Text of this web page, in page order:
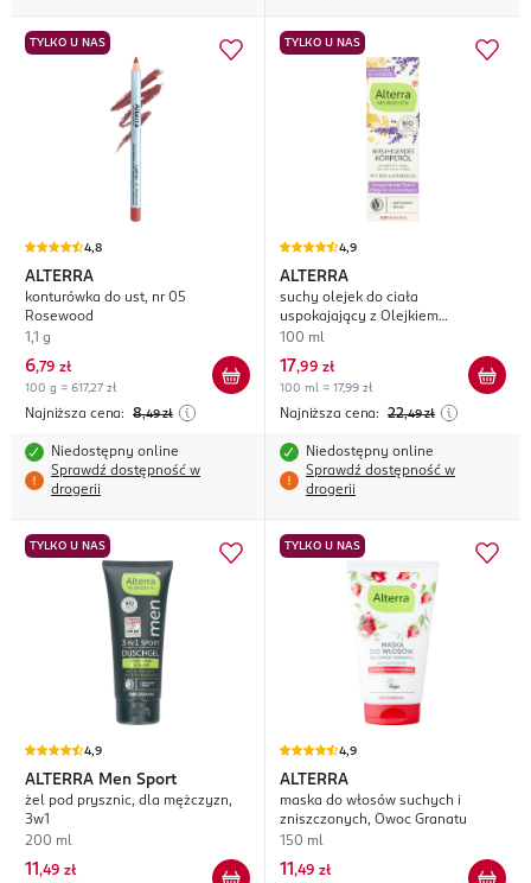
TYLKO U NAS
4,8
ALTERRA
konturówka do ust, nr 05
Rosewood
1,1 g
6,79 zł
100 g = 617,27 zł
Najniższa cena: 8,49 zł
Niedostępny online
Sprawdź dostępność w
drogerii
TYLKO U NAS
4,9
ALTERRA
suchy olejek do ciała
uspokajający z Olejkiem
Lawendowym
100 ml
17,99 zł
100 ml = 17,99 zł
Najniższa cena: 22,49 zł
Niedostępny online
Sprawdź dostępność w
drogerii
TYLKO U NAS
4,9
ALTERRA Men Sport
żel pod prysznic, dla mężczyzn,
3w1
200 ml
11 ,49 zł
TYLKO U NAS
4,9
ALTERRA
maska do włosów suchych i
zniszczonych, Owoc Granatu
150 ml
11 ,49 zł